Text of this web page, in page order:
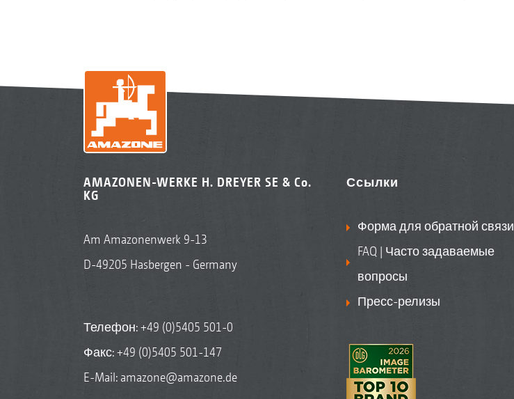
AMAZONEN-WERKE H. DREYER SE & Co.
KG
Am Amazonenwerk 9-13
D-49205 Hasbergen - Germany
Телефон:+49 (0)5405 501-0
Факс: +49 (0)5405 501-147
E-Mail: amazone@amazone.de
Ссылки
Форма для обратной связи
FAQ | Часто задаваемые
вопросы
Пресс-релизы